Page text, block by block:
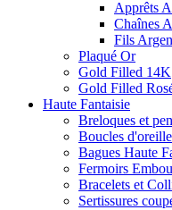
Apprêts
Chaînes
Fils
Plaqué Or
Gold Filled 14K
Gold Filled
Haute Fantaisie
Breloques et
Boucles
Bagues Haute
Fermoirs
Bracelets et
Sertissures